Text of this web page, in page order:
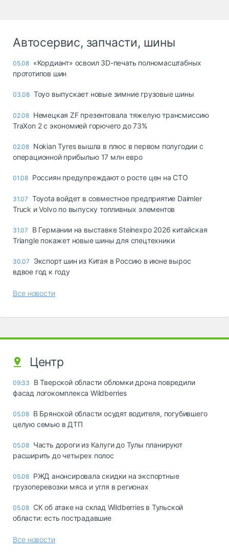
Автосервис, запчасти, шины
05.08 «Кордиант» освоил 3D-печать полномасштабных
прототипов шин
03.08 Toyo выпускает новые зимние грузовые шины
02.08 Немецкая ZF презентовала тяжелую трансмиссию
TraXon 2 с экономией горючего до 73%
02.08 Nokian Tyres вышла в плюс в первом полугодии с
операционной прибылью 17 млн евро
01.08 Россиян предупреждают о росте цен на СТО
31.07 Toyota войдет в совместное предприятие Daimler
Truck и Volvo по выпуску топливных элементов
31.07
В Германии на выставке Steinexpo 2026 китайская
Triangle покажет новые шины для спецтехники
30.07
Экспорт шин из Китая в Россию в июне вырос
вдвое год к году
Все новости
Центр
09:33
В Тверской области обломки дрона повредили
фасад логокомплекса Wildberries
05.08 В Брянской области осудят водителя, погубившего
целую семью в ДТП
05.08 Часть дороги из Калуги до Тулы планируют
расширить до четырех полос
05.08 РЖД анонсировала скидки на экспортные
грузоперевозки мяса и угля в регионах
05.08 СК об атаке на склад Wildberries в Тульской
области: есть пострадавшие
Все новости